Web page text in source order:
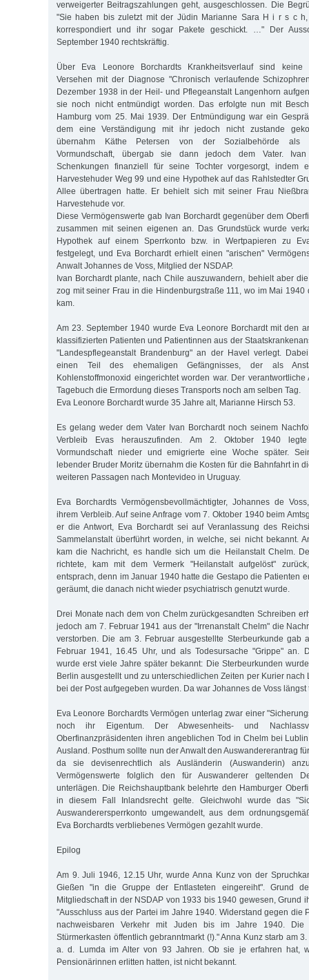
verweigerter Beitragszahlungen geht, ausgeschlossen. Die
"Sie haben bis zuletzt mit der Jüdin Marianne Sara H i r s c
korrespondiert und ihr sogar Pakete geschickt. …" Der
September 1940 rechtskräftig.
Über Eva Leonore Borchardts Krankheitsverlauf sind keine
Versehen mit der Diagnose "Chronisch verlaufende
Dezember 1938 in der Heil- und Pflegeanstalt Langenhorn
sie noch nicht entmündigt worden. Das erfolgte nun mit
Hamburg vom 25. Mai 1939. Der Entmündigung war ein
dem eine Verständigung mit ihr jedoch nicht zustande
übernahm Käthe Petersen von der Sozialbehörde als
Vormundschaft, übergab sie dann jedoch dem Vater.
Schenkungen finanziell für seine Tochter vorgesorgt, indem
Harvestehuder Weg 99 und eine Hypothek auf das Rahlstedter
Allee übertragen hatte. Er behielt sich mit seiner Frau
Harvestehude vor.
Diese Vermögenswerte gab Ivan Borchardt gegenüber dem
zusammen mit seinen eigenen an. Das Grundstück wurde
Hypothek auf einem Sperrkonto bzw. in Wertpapieren zu
festgelegt, und Eva Borchardt erhielt einen "arischen"
Anwalt Johannes de Voss, Mitglied der NSDAP.
Ivan Borchardt plante, nach Chile auszuwandern, behielt aber
zog mit seiner Frau in die Hindenburgstraße 111, wo im Mai 1940
kam.
Am 23. September 1940 wurde Eva Leonore Borchardt mit den
klassifizierten Patienten und Patientinnen aus der
"Landespflegeanstalt Brandenburg" an der Havel verlegt.
einen Teil des ehemaligen Gefängnisses, der als
Kohlenstoffmonoxid eingerichtet worden war. Der
Tagebuch die Ermordung dieses Transports noch am selben Tag.
Eva Leonore Borchardt wurde 35 Jahre alt, Marianne Hirsch 53.
Es gelang weder dem Vater Ivan Borchardt noch seinem
Verbleib Evas herauszufinden. Am 2. Oktober 1940
Vormundschaft nieder und emigrierte eine Woche später.
lebender Bruder Moritz übernahm die Kosten für die Bahnfahrt in
weiteren Passagen nach Montevideo in Uruguay.
Eva Borchardts Vermögensbevollmächtigter, Johannes de
ihrem Verbleib. Auf seine Anfrage vom 7. Oktober 1940 beim
er die Antwort, Eva Borchardt sei auf Veranlassung des
Sammelanstalt überführt worden, in welche, sei nicht bekannt.
kam die Nachricht, es handle sich um die Heilanstalt Chelm.
richtete, kam mit dem Vermerk "Heilanstalt aufgelöst"
entsprach, denn im Januar 1940 hatte die Gestapo die Patienten
geräumt, die danach nicht wieder psychiatrisch genutzt wurde.
Drei Monate nach dem von Chelm zurückgesandten Schreiben
jedoch am 7. Februar 1941 aus der "Irrenanstalt Chelm" die
verstorben. Die am 3. Februar ausgestellte Sterbeurkunde gab
Februar 1941, 16.45 Uhr, und als Todesursache "Grippe" an.
wurde erst viele Jahre später bekannt: Die Sterbeurkunden
Berlin ausgestellt und zu unterschiedlichen Zeiten per Kurier nach
bei der Post aufgegeben wurden. Da war Johannes de Voss längst
Eva Leonore Borchardts Vermögen unterlag zwar einer
noch ihr Eigentum. Der Abwesenheits- und
Oberfinanzpräsidenten ihren angeblichen Tod in Chelm bei
Ausland. Posthum sollte nun der Anwalt den Auswandererantrag
da sie devisenrechtlich als Ausländerin (Auswanderin)
Vermögenswerte folglich den für Auswanderer geltenden
unterlägen. Die Reichshauptbank belehrte den Hamburger
in diesem Fall Inlandsrecht gelte. Gleichwohl wurde das
Auswanderersperrkonto umgewandelt, aus dem
Eva Borchardts verbliebenes Vermögen gezahlt wurde.
Epilog
Am 9. Juli 1946, 12.15 Uhr, wurde Anna Kunz von der
Gießen "in die Gruppe der Entlasteten eingereiht". Grund
Mitgliedschaft in der NSDAP von 1933 bis 1940 gewesen, Grund
"Ausschluss aus der Partei im Jahre 1940. Widerstand gegen die
nachweisbaren Verkehr mit Juden bis im Jahre 1940. Die
Stürmerkasten öffentlich gebranntmarkt (!)." Anna Kunz starb am
a. d. Lumda im Alter von 93 Jahren. Ob sie je erfahren hat,
Pensionärinnen erlitten hatten, ist nicht bekannt.